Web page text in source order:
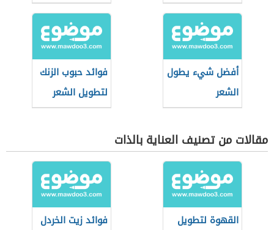
أفضل شيء يطول
الشعر
فوائد حبوب الزنك
لتطويل الشعر
مقالات من تصنيف العناية بالذات
القهوة لتطويل
فوائد زيت الخردل